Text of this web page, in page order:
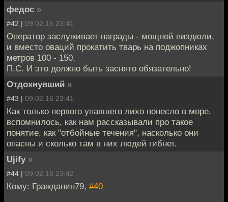
федос »
#42 | 09.02.16 23:41
Оператор заслуживает награды - мощной пиздюли,
и вместо оваций прокатить тварь на поджопниках
метров 100 - 150.
П.С. И это должно быть заснято обязательно!
Отдохнувший »
#43 | 09.02.16 23:41
Как только первого упавшего лихо понесло в море,
вспомнилось, как нам рассказывали про такое
понятие, как "отбойные течения", насколько они
опасны и сколько там в них людей гибнет.
Ujify »
#44 | 09.02.16 23:42
Кому: Гражданин79, #40